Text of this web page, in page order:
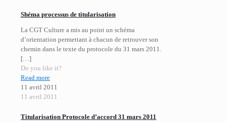
Shéma processus de titularisation
La CGT Culture a mis au point un schéma
d’orientation permettant à chacun de retrouver son
chemin dans le texte du protocole du 31 mars 2011.
[…]
Do you like it?
Read more
11 avril 2011
11 avril 2011
Titularisation Protocole d’accord 31 mars 2011